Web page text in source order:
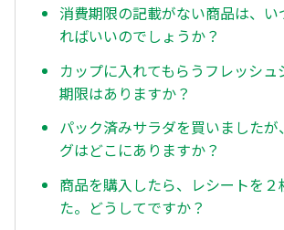
消費期限の記載がない商品は、い
ればいいのでしょうか？
カップに入れてもらうフレッシュ
期限はありますか？
パック済みサラダを買いましたが
グはどこにありますか？
商品を購入したら、レシートを２
た。どうしてですか？